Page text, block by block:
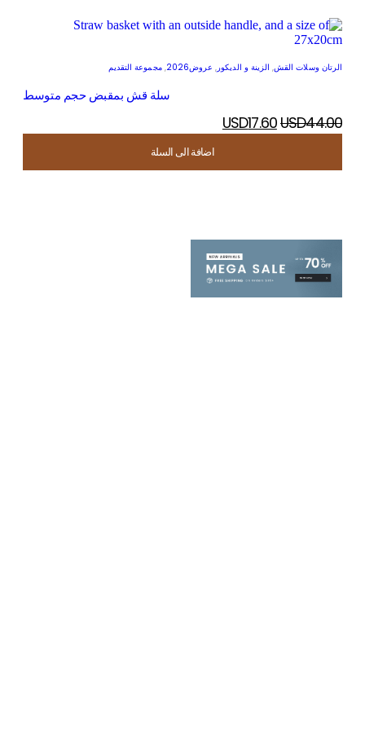
اضافة الى السلة
اضافة الى السلة
اضافة الى السلة
اضافة الى السلة
الرتان وسلات القش, الزينة و الديكور , عروض2026 ,مجموعة التقديم
سلة قش بمقبض حجم متوسط
USD44.00
USD17.60